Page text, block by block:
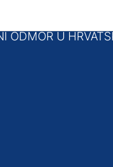
ODMOR U